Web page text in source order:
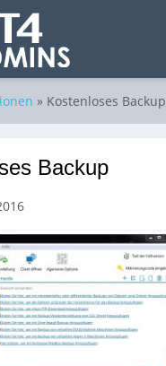
» Kostenloses Backup
Backup